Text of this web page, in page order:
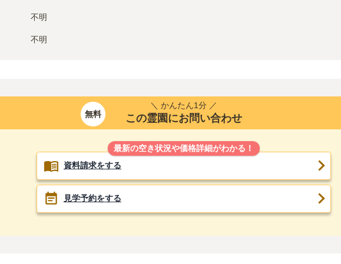
不明
不明
無料
＼ かんたん1分 ／
この霊園にお問い合わせ
最新の空き状況や価格詳細がわかる！
資料請求をする
見学予約をする